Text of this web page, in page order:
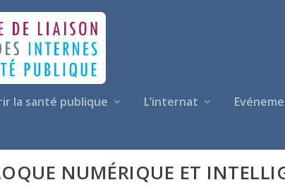
la santé publique L’internat
NUMÉRIQUE ET